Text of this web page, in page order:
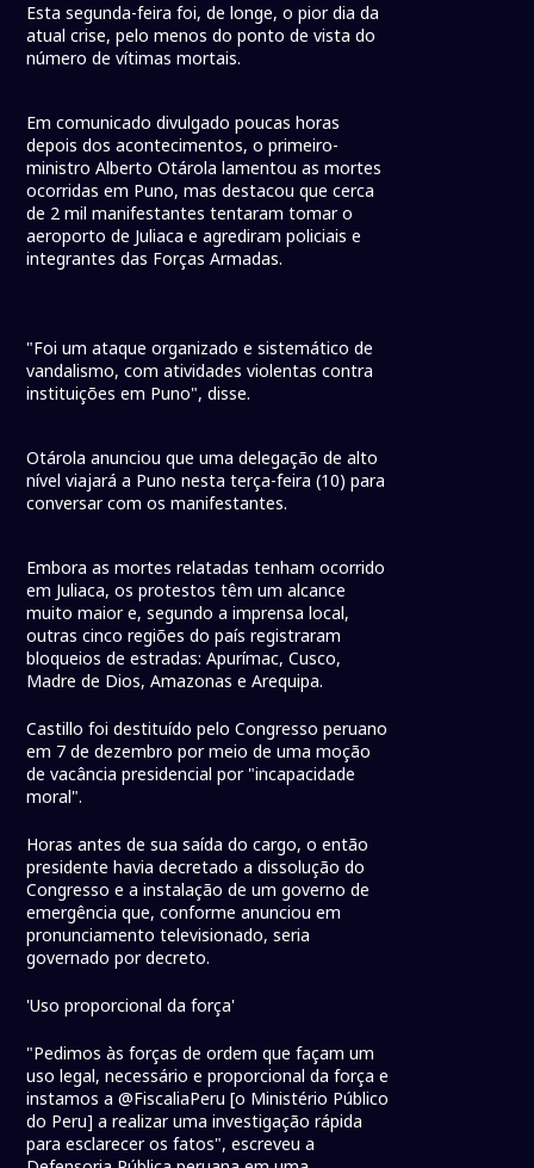
Esta segunda-feira foi, de longe, o pior dia da
atual crise, pelo menos do ponto de vista do
número de vítimas mortais.
Em comunicado divulgado poucas horas
depois dos acontecimentos, o primeiro-
ministro Alberto Otárola lamentou as mortes
ocorridas em Puno, mas destacou que cerca
de 2 mil manifestantes tentaram tomar o
aeroporto de Juliaca e agrediram policiais e
integrantes das Forças Armadas.
"Foi um ataque organizado e sistemático de
vandalismo, com atividades violentas contra
instituições em Puno", disse.
Otárola anunciou que uma delegação de alto
nível viajará a Puno nesta terça-feira (10) para
conversar com os manifestantes.
Embora as mortes relatadas tenham ocorrido
em Juliaca, os protestos têm um alcance
muito maior e, segundo a imprensa local,
outras cinco regiões do país registraram
bloqueios de estradas: Apurímac, Cusco,
Madre de Dios, Amazonas e Arequipa.
Castillo foi destituído pelo Congresso peruano
em 7 de dezembro por meio de uma moção
de vacância presidencial por "incapacidade
moral".
Horas antes de sua saída do cargo, o então
presidente havia decretado a dissolução do
Congresso e a instalação de um governo de
emergência que, conforme anunciou em
pronunciamento televisionado, seria
governado por decreto.
'Uso proporcional da força'
"Pedimos às forças de ordem que façam um
uso legal, necessário e proporcional da força e
instamos a @FiscaliaPeru [o Ministério Público
do Peru] a realizar uma investigação rápida
para esclarecer os fatos", escreveu a